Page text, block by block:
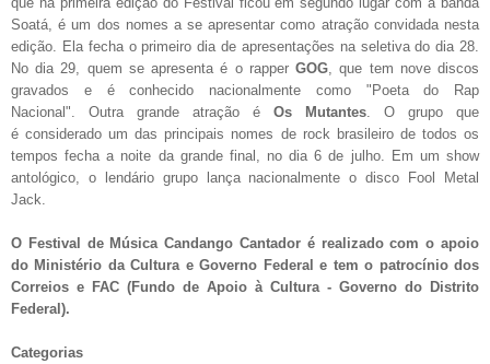
Soatá, é um dos nomes a se apresentar como atração convidada nesta
edição. Ela fecha o primeiro dia de apresentações na seletiva do dia 28.
No dia 29, quem se apresenta é o rapperGOG , que tem nove discos
gravados e é conhecido nacionalmente como "Poeta do Rap
Nacional". Outra grande atração é Os Mutantes . O grupo que
é considerado um das principais nomes de rock brasileiro de todos os
tempos fecha a noite da grande final, no dia 6 de julho. Em um show
antológico, o lendário grupo lança nacionalmente o disco Fool Metal
Jack.
O Festival de Música Candango Cantador é realizado com o apoio
do Ministério da Cultura e Governo Federal e tem o patrocínio dos
Correios e FAC (Fundo de Apoio à Cultura - Governo do Distrito
Federal).
Categorias